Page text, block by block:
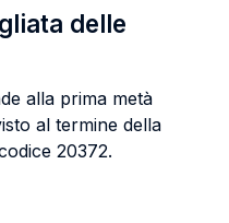
delle
alla prima metà
al termine della
20372.